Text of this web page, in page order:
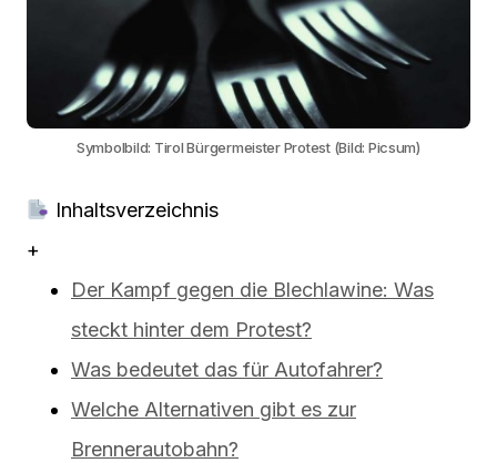
Symbolbild: Tirol Bürgermeister Protest (Bild: Picsum)
Inhaltsverzeichnis
+
Der Kampf gegen die Blechlawine: Was
steckt hinter dem Protest?
Was bedeutet das für Autofahrer?
Welche Alternativen gibt es zur
Brennerautobahn?